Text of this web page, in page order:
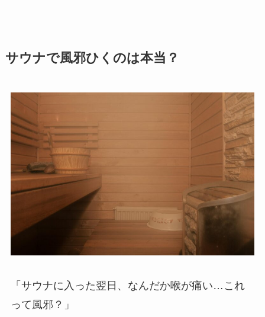
サウナで風邪ひくのは本当？
「サウナに入った翌日、なんだか喉が痛い…これ
って風邪？」